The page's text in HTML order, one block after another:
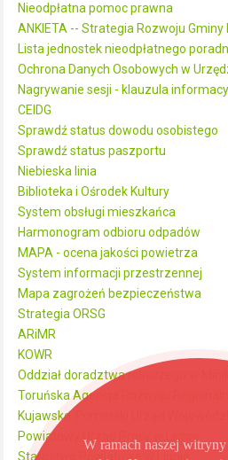
Nieodpłatna pomoc prawna
ANKIETA -- Strategia Rozwoju Gminy
Lista jednostek nieodpłatnego
Ochrona Danych Osobowych w
Nagrywanie sesji - klauzula
CEIDG
Sprawdź status dowodu osobistego
Sprawdź status paszportu
Niebieska linia
Biblioteka i Ośrodek Kultury
System obsługi mieszkańca
Harmonogram odbioru odpadów
MAPA - ocena jakości powietrza
System informacji przestrzennej
Mapa zagrożeń bezpieczeństwa
Strategia ORSG
ARiMR
KOWR
Oddział doradztwa rolniczego w
Toruńska Agencja Rozwoju
Kujawsko-Pomorski Urząd Wojewódzki
Powiatowy Urząd Pracy w Lipnie
Starostwo Powiatowe w Lipnie
W ramach naszej